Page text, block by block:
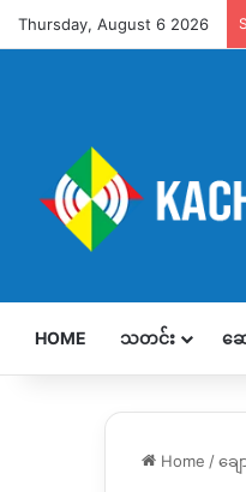
Thursday, August 6 2026
HOME သတင်း ဆေ
Home /ချ